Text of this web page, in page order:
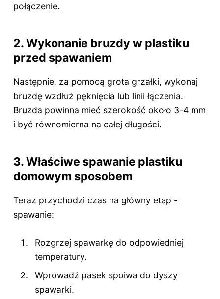
połączenie.
2. Wykonanie bruzdy w plastiku
przed spawaniem
Następnie, za pomocą grota grzałki, wykonaj
bruzdę wzdłuż pęknięcia lub linii łączenia.
Bruzda powinna mieć szerokość około 3-4 mm
i być równomierna na całej długości.
3. Właściwe spawanie plastiku
domowym sposobem
Teraz przychodzi czas na główny etap -
spawanie:
Rozgrzej spawarkę do odpowiedniej
temperatury.
Wprowadź pasek spoiwa do dyszy
spawarki.